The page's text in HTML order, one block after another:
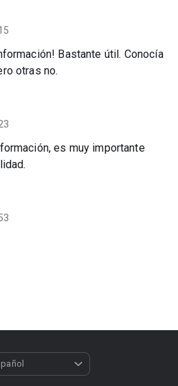
Bastante útil. Conocía
otras no.
es muy importante